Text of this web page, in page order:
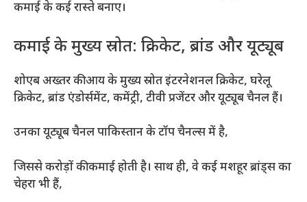
कमाई के कई रास्ते बनाए।
कमाई के मुख्य स्रोत: क्रिकेट, ब्रांड और यूट्यूब
शोएब अख्तर की आय के मुख्य स्रोत इंटरनेशनल क्रिकेट, घरेलू
क्रिकेट, ब्रांड एंडोर्समेंट, कमेंट्री, टीवी प्रजेंटर और यूट्यूब चैनल हैं।
उनका यूट्यूब चैनल पाकिस्तान के टॉप चैनल्स में है,
जिससे करोड़ों की कमाई होती है। साथ ही, वे कई मशहूर ब्रांड्स का
चेहरा भी हैं,